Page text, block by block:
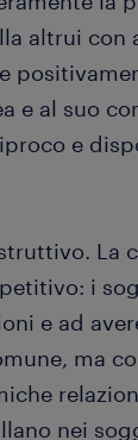
altrui con
e al suo
e
La
i
e ad
ma
nei